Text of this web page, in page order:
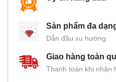
Sản phẩm đa
Dẫn đầu xu hướng
Giao hàng toàn
Thanh toán khi nhận